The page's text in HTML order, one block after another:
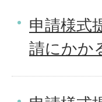
申請様式
請にかか